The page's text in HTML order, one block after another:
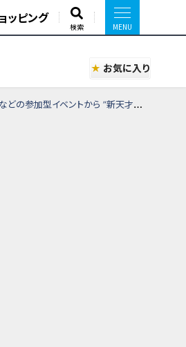
ッピング
検索
お気に入り
ディ”SPECIALステージまで盛りだくさんの2日間！